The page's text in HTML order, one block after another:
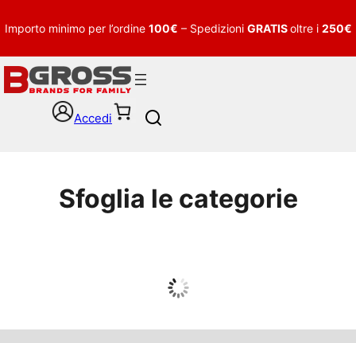
Importo minimo per l’ordine 100€ – Spedizioni GRATISoltre i 250€
Accedi
h
Sfoglia le categorie
Guarda tutto